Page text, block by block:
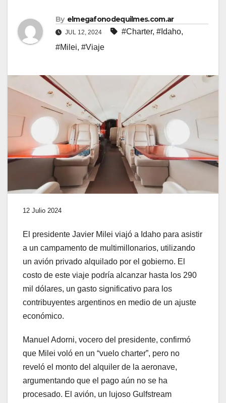
By elmegafonodequilmes.com.ar
JUL 12, 2024 #Charter, #Idaho,
#Milei, #Viaje
12 Julio 2024
El presidente Javier Milei viajó a Idaho para asistir
a un campamento de multimillonarios, utilizando
un avión privado alquilado por el gobierno. El
costo de este viaje podría alcanzar hasta los 290
mil dólares, un gasto significativo para los
contribuyentes argentinos en medio de un ajuste
económico.
Manuel Adorni, vocero del presidente, confirmó
que Milei voló en un “vuelo charter”, pero no
reveló el monto del alquiler de la aeronave,
argumentando que el pago aún no se ha
procesado. El avión, un lujoso Gulfstream